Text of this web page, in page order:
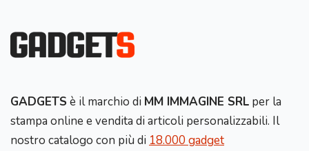
GADGETS è il marchio di MM IMMAGINE SRL per la
stampa online e vendita di articoli personalizzabili. Il
nostro catalogo con più di 18.000 gadget